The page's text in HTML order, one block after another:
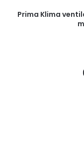
Prima Klima